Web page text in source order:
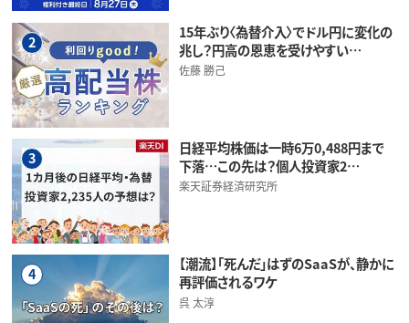
2
15年ぶり〈為替介入〉でドル円に変化の
兆し？円高の恩恵を受けやすい…
佐藤 勝己
3
日経平均株価は一時6万0,488円まで
下落…この先は？個人投資家2…
楽天証券経済研究所
4
【潮流】「死んだ」はずのSaaSが、静かに
再評価されるワケ
呉 太淳